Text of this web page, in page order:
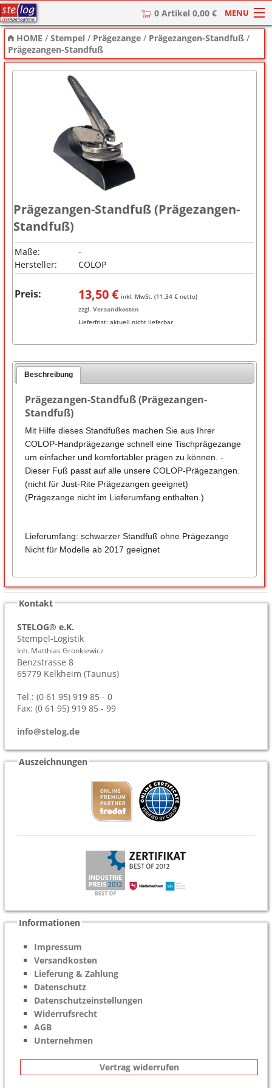
0 Artikel 0,00 € MENU
HOME
Stempel
Stempel-Textplatten
HOME /Stempel / Prägezange / Prägezangen-Standfuß /
Prägezangen-Standfuß
Prägezangen-Standfuß (Prägezangen-
Standfuß)
Maße:
-
Hersteller:
COLOP
Preis: 13,50€ inkl. MwSt. (11,34€ netto)
zzgl. Versandkosten
Lieferfrist: aktuell nicht lieferbar
Beschreibung
Prägezangen-Standfuß (Prägezangen-
Standfuß)
Mit Hilfe dieses Standfußes machen Sie aus Ihrer
COLOP-Handprägezange schnell eine Tischprägezange
um einfacher und komfortabler prägen zu können. -
Dieser Fuß passt auf alle unsere COLOP-Prägezangen.
(nicht für Just-Rite Prägezangen geeignet)
(Prägezange nicht im Lieferumfang enthalten.)
Lieferumfang: schwarzer Standfuß ohne Prägezange
Nicht für Modelle ab 2017 geeignet
Kontakt
STELOG® e.K.
Stempel-Logistik
Inh. Matthias Gronkiewicz
Benzstrasse 8
65779 Kelkheim (Taunus)
Tel.: (0 61 95) 919 85 - 0
Fax: (0 61 95) 919 85 - 99
info@stelog.de
Auszeichnungen
Informationen
Impressum
Versandkosten
Lieferung & Zahlung
Datenschutz
Datenschutzeinstellungen
Widerrufsrecht
AGB
Unternehmen
Vertrag widerrufen